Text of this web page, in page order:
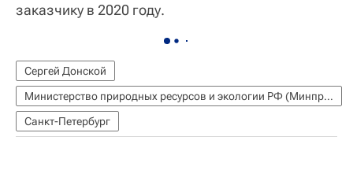
заказчику в 2020 году.
Сергей Донской
Министерство природных ресурсов и экологии РФ (Минприроды России)
Санкт-Петербург